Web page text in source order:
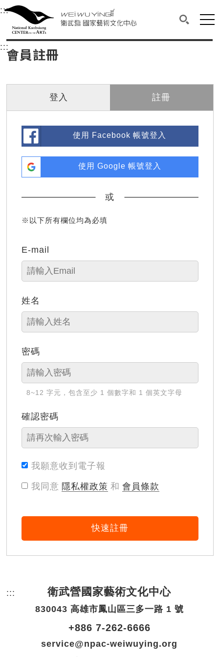
衛武營國家藝術文化中心
中央內容區塊，為本頁主要內容區。
:::選單連結區塊，此區塊列有本網站主要連結。
衛武營國家藝術文化中心
搜尋(開
網
::: 中央內容區塊，為本頁主要內容區。
會員註冊
登入 註冊
使用 Facebook 帳號登入
使用 Google 帳號登入
或
※以下所有欄位均為必填
E-mail
姓名
密碼
8~12 字元，包含至少 1 個數字和 1 個英文字母
確認密碼
我願意收到電子報
我同意 隱私權政策 和 會員條款
快速註冊
::: 頁尾網站資訊。
衛武營國家藝術文化中心
830043 高雄市鳳山區三多一路 1 號
+886 7-262-6666
service@npac-weiwuying.org